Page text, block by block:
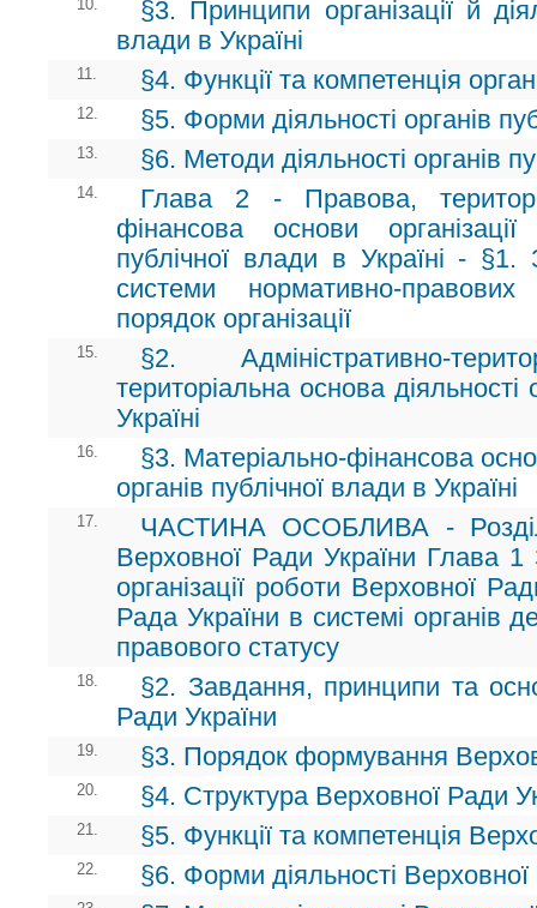
10.
§3. Принципи організації й
влади в Україні
11. §4. Функції та компетенція
12. §5. Форми діяльності органів
13. §6. Методи діяльності органів
14.
Глава 2 - Правова,
фінансова основи
публічної влади в Україні - §1.
системи нормативно-
порядок організації
15.
§2. Адміністративно-
територіальна основа діяльності
Україні
16.
§3. Матеріально-фінансова
органів публічної влади в Україні
17.
ЧАСТИНА ОСОБЛИВА - Розділ
Верховної Ради України Глава 1
організації роботи Верховної
Рада України в системі органів
правового статусу
18.
§2. Завдання, принципи та
Ради України
19. §3. Порядок формування
20. §4. Структура Верховної Ради
21. §5. Функції та компетенція
22. §6. Форми діяльності